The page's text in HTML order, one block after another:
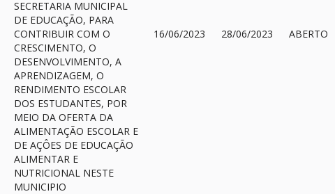
SECRETARIA MUNICIPAL
DE EDUCAÇÃO, PARA
CONTRIBUIR COM O
CRESCIMENTO, O
DESENVOLVIMENTO, A
APRENDIZAGEM, O
RENDIMENTO ESCOLAR
DOS ESTUDANTES, POR
MEIO DA OFERTA DA
ALIMENTAÇÃO ESCOLAR E
DE AÇÔES DE EDUCAÇÃO
ALIMENTAR E
NUTRICIONAL NESTE
MUNICIPIO
16/06/2023 28/06/2023 ABERTO